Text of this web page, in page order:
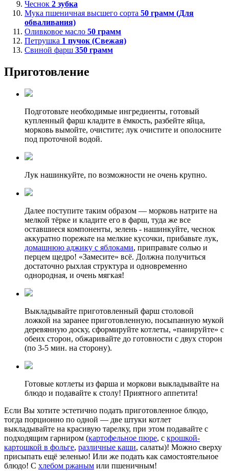
Чеснок 2 зубка
Мука пшеничная высшего сорта 50 грамм (Для
обваливания)
Оливковое масло 50 грамм
Петрушка 1 пучок (Свежая)
Свиной фарш 350 грамм
Приготовление
Подготовьте необходимые ингредиенты, готовый
купленный фарш кладите в ёмкость, разбейте яйца,
морковь вымойте, очистите; лук очистите и ополосните
под проточной водой.
Лук нашинкуйте, по возможности не очень крупно.
Далее поступите таким образом — морковь натрите на
мелкой тёрке и кладите его в фарш, туда же все
оставшиеся компоненты, зелень - нашинкуйте, чеснок
аккуратно порежьте на мелкие кусочки, прибавьте лук,
домашнюю аджику с яблоками, приправьте солью и
перцем щедро! «Замесите» всё. Должна получиться
достаточно рыхлая структура и одновременно
однородная, и очень мягкая!
Выкладывайте приготовленный фарш столовой
ложкой на заранее приготовленную, посыпанную мукой
деревянную доску, сформируйте котлеты, «панируйте» с
обеих сторон, обжаривайте до готовности с двух сторон
(по 3-5 мин. на сторону).
Готовые котлеты из фарша и моркови выкладывайте на
блюдо и подавайте к столу! Приятного аппетита!
Если Вы хотите эстетично подать приготовленное блюдо,
тогда порционно по одной — две штуки котлет
выкладывайте на красивую тарелку, при этом подавайте с
подходящим гарниром (картофельное пюре, с крошкой-
картошкой в фольге, различные каши, салаты)! Можно сверху
присыпать ещё зеленью! Или же подать как самостоятельное
блюдо! С хлебом ржаным или пшеничным!